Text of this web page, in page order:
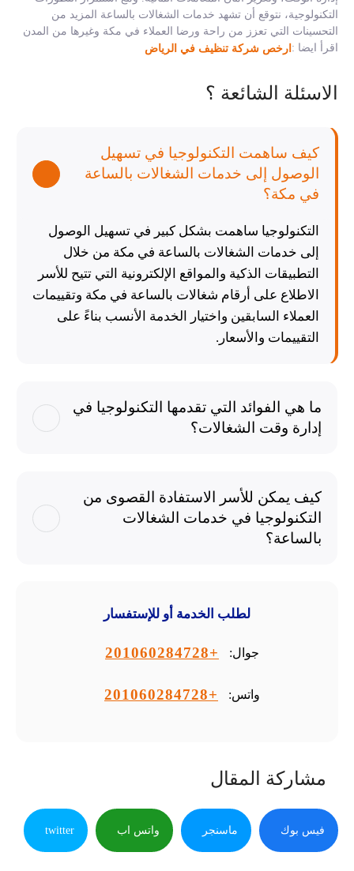
التكنولوجية، نتوقع أن تشهد خدمات الشغالات بالساعة المزيد من
التحسينات التي تعزز من راحة ورضا العملاء في مكة وغيرها من المدن
اقرأ ايضا : ارخص شركة تنظيف في الرياض
الاسئلة الشائعة ؟
كيف ساهمت التكنولوجيا في تسهيل
الوصول إلى خدمات الشغالات بالساعة
في مكة؟
التكنولوجيا ساهمت بشكل كبير في تسهيل الوصول
إلى خدمات الشغالات بالساعة في مكة من خلال
التطبيقات الذكية والمواقع الإلكترونية التي تتيح للأسر
الاطلاع على أرقام شغالات بالساعة في مكة وتقييمات
العملاء السابقين واختيار الخدمة الأنسب بناءً على
التقييمات والأسعار.
ما هي الفوائد التي تقدمها التكنولوجيا في
إدارة وقت الشغالات؟
كيف يمكن للأسر الاستفادة القصوى من
التكنولوجيا في خدمات الشغالات
بالساعة؟
لطلب الخدمة أو للإستفسار
جوال: +201060284728
واتس: +201060284728
مشاركة المقال
فيس بوك ماسنجر واتس اب twitter